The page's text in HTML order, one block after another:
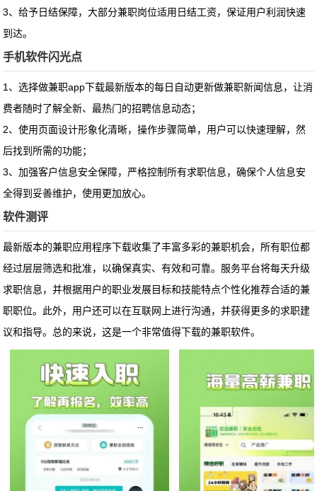
3、给予日结保障，大部分兼职岗位适用日结工资，保证用户利润快速
到达。
手机软件闪光点
1、选择做兼职app下载最新版本的每日自动更新做兼职新闻信息，让消
费者随时了解全新、最热门的招聘信息动态；
2、使用页面设计形象化清晰，操作步骤简单，用户可以快速理解，然
后找到所需的功能；
3、加强客户信息安全保障，严格控制所有求职信息，确保个人信息安
全得到妥善维护，使用更加放心。
软件测评
最新版本的兼职应用程序下载收集了丰富多彩的兼职机会，所有职位都
经过层层筛选和批准，以确保真实、有效和可靠。服务平台将每天升级
求职信息，并根据用户的职业发展目标和技能特点个性化推荐合适的兼
职职位。此外，用户还可以在互联网上进行沟通，并获得更多的求职建
议和指导。总的来说，这是一个非常值得下载的兼职软件。